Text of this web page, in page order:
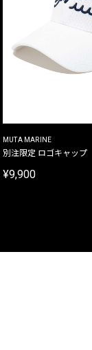
MUTA MARINE
別注限定 ロゴキャップ
¥9,900